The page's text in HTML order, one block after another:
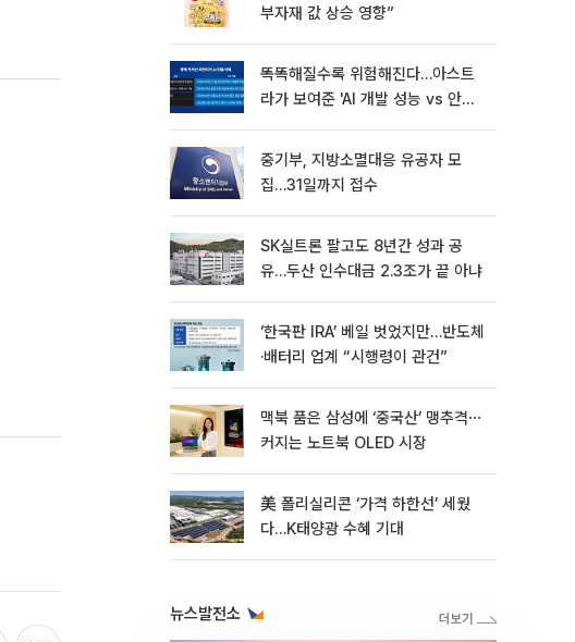
부자재 값 상승 영향”
똑똑해질수록 위험해진다…아스트
라가 보여준 'AI 개발 성능 vs 안전
중기부, 지방소멸대응 유공자 모
집…31일까지 접수
SK실트론 팔고도 8년간 성과 공
유…두산 인수대금 2.3조가 끝 아냐
‘한국판 IRA’ 베일 벗었지만…반도체
·배터리 업계 “시행령이 관건”
맥북 품은 삼성에 ‘중국산’ 맹추격⋯
커지는 노트북 OLED 시장
美 폴리실리콘 ‘가격 하한선’ 세웠
다…K태양광 수혜 기대
뉴스발전소